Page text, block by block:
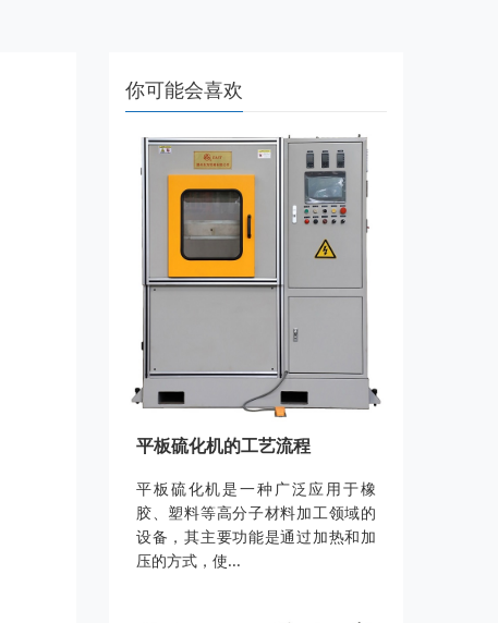
你可能会喜欢
平板硫化机的工艺流程
平板硫化机是一种广泛应用于橡
胶、塑料等高分子材料加工领域的
设备，其主要功能是通过加热和加
压的方式，使...